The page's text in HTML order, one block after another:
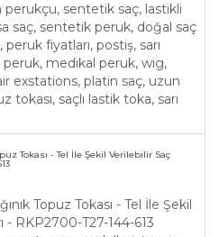
sentetik saç, lastikli
saç, sentetik peruk, doğal saç
fiyatları, postiş, sarı
medikal peruk, wig,
exstations, platin saç, uzun
tokası, saçlı lastik toka, sarı
Tokası - Tel İle Şekil Verilebilir Saç
Topuz Tokası - Tel İle Şekil
- RKP2700-T27-144-613